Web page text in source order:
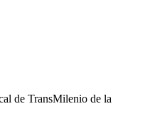
de TransMilenio de la